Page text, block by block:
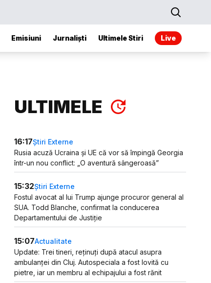
Emisiuni Jurnaliști Ultimele Stiri Live
ULTIMELE
16:17Știri Externe
Rusia acuză Ucraina și UE că vor să împingă Georgia
într-un nou conflict: „O aventură sângeroasă”
15:32Știri Externe
Fostul avocat al lui Trump ajunge procuror general al
SUA. Todd Blanche, confirmat la conducerea
Departamentului de Justiție
15:07Actualitate
Update: Trei tineri, reținuți după atacul asupra
ambulanței din Cluj. Autospeciala a fost lovită cu
pietre, iar un membru al echipajului a fost rănit